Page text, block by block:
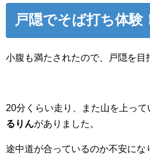
戸隠でそば打ち体験
小腹も満たされたので、戸隠を目
20分くらい走り、また山を上って
るりんがありました。
途中道が合っているのか不安にな